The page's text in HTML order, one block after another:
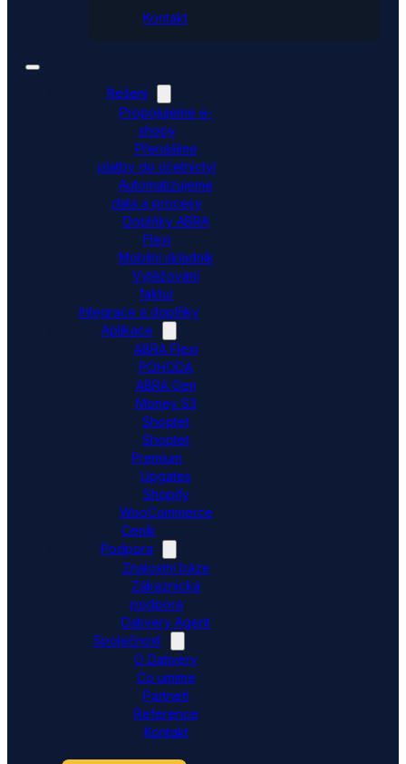
Kontakt
Řešení
Propojujeme e-
shopy
Přenášíme
platby do účetnictví
Automatizujeme
data a procesy
Doplňky ABRA
Flexi
Mobilní skladník
Vytěžování
faktur
Integrace a doplňky
Aplikace
ABRA Flexi
POHODA
ABRA Gen
Money S3
Shoptet
Shoptet
Premium
Upgates
Shopify
WooCommerce
Ceník
Podpora
Znalostní báze
Zákaznická
podpora
Dativery Agent
Společnost
O Dativery
Co umíme
Partneři
Reference
Kontakt